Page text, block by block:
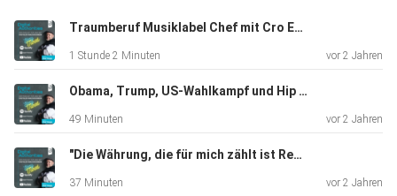
Subkulturen,
Urban Culture und Streetwear diskutiert. Es wird über den
Wandel
der Zeit und die Einbindung von Subkulturen in die
Mainstream-Kultur gesprochen.
Traumberuf Musiklabel Chef mit Cro Entdecker Sebastian Andrej Schweizer
1 Stunde 2 Minuten vor 2 Jahren
Obama, Trump, US-Wahlkampf und Hip Hop mit Julius van de Laar
49 Minuten vor 2 Jahren
"Die Währung, die für mich zählt ist Reputation!" mit Peter Grosskopf Teil 2
37 Minuten vor 2 Jahren